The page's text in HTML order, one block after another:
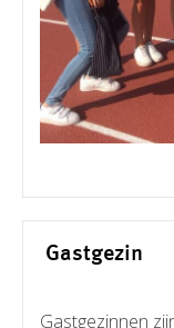
Gastgezin
Gastgezinnen